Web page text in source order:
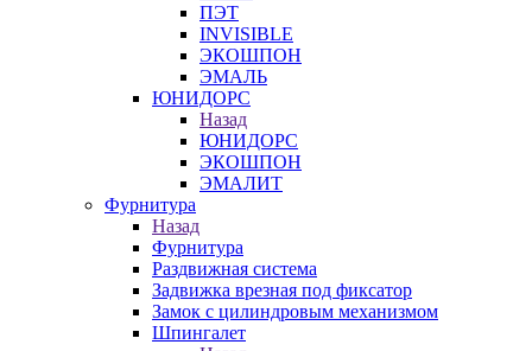
ПЭТ
INVISIBLE
ЭКОШПОН
ЭМАЛЬ
ЮНИДОРС
Назад
ЮНИДОРС
ЭКОШПОН
ЭМАЛИТ
Фурнитура
Назад
Фурнитура
Раздвижная система
Задвижка врезная под фиксатор
Замок с цилиндровым механизмом
Шпингалет